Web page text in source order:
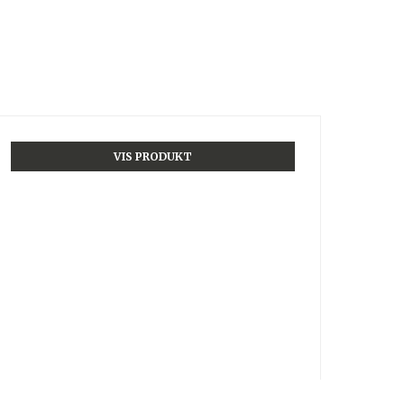
VIS PRODUKT